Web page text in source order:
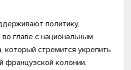
политику,
главе с национальным
который стремится укрепить
французской колонии.